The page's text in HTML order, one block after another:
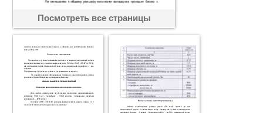
Посмотреть все страницы